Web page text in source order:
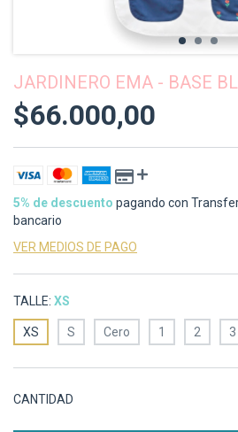
JARDINERO EMA - BASE
$66.000,00
5% de descuento pagando con
bancario
VER MEDIOS DE PAGO
TALLE: XS
XS S Cero 1 2 3
CANTIDAD